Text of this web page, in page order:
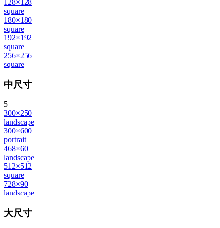
128×128
square
180×180
square
192×192
square
256×256
square
中尺寸
5
300×250
landscape
300×600
portrait
468×60
landscape
512×512
square
728×90
landscape
大尺寸